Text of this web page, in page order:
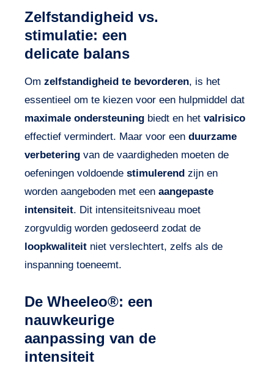
Zelfstandigheid vs.
stimulatie: een
delicate balans
Om zelfstandigheid te bevorderen, is het
essentieel om te kiezen voor een hulpmiddel dat
maximale ondersteuning biedt en het valrisico
effectief vermindert. Maar voor een duurzame
verbetering van de vaardigheden moeten de
oefeningen voldoende stimulerend zijn en
worden aangeboden met een aangepaste
intensiteit. Dit intensiteitsniveau moet
zorgvuldig worden gedoseerd zodat de
loopkwaliteit niet verslechtert, zelfs als de
inspanning toeneemt.
De Wheeleo®: een
nauwkeurige
aanpassing van de
intensiteit